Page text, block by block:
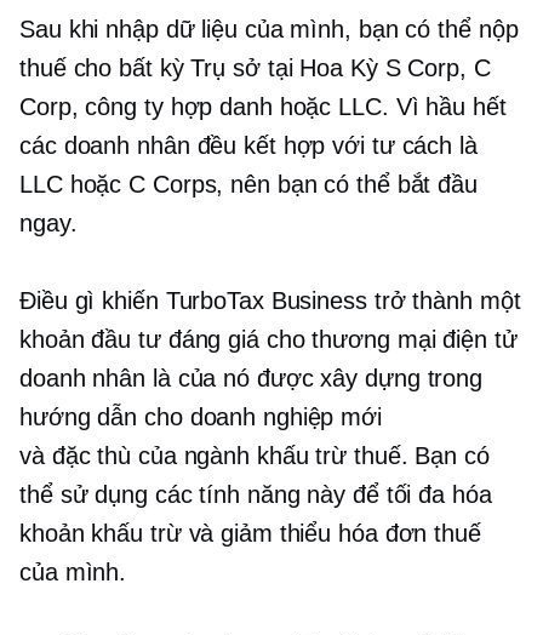
Sau khi nhập dữ liệu của mình, bạn có thể nộp
thuế cho bất kỳTrụ sở tại Hoa KỳS Corp, C
Corp, công ty hợp danh hoặc LLC. Vì hầu hết
các doanh nhân đều kết hợp với tư cách là
LLC hoặc C Corps, nên bạn có thể bắt đầu
ngay.
Điều gì khiến TurboTax Business trở thành một
khoản đầu tư đáng giá chothương mại điện tử
doanh nhân là của nó được xây dựng trong
hướng dẫn cho doanh nghiệp mới
và đặc thù của ngành khấu trừ thuế. Bạn có
thể sử dụng các tính năng này để tối đa hóa
khoản khấu trừ và giảm thiểu hóa đơn thuế
của mình.